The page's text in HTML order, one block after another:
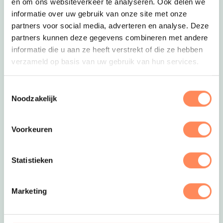
informatie over uw gebruik van onze site met onze
partners voor social media, adverteren en analyse. Deze
partners kunnen deze gegevens combineren met andere
informatie die u aan ze heeft verstrekt of die ze hebben
verzameld op basis van uw gebruik van hun services.
Noodzakelijk
Voorkeuren
Statistieken
Marketing
Deze link opent in een nieuwe tab
Buitenverblijf Huiskenshof
Een mooie oude boerderij in Limburg huisvest
alle kamers en maak gebruik van de
gezamenlijke ruimtes voor een gezellige borrel &